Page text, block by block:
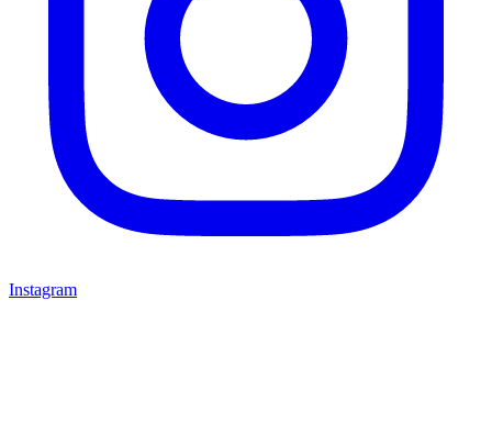
Instagram